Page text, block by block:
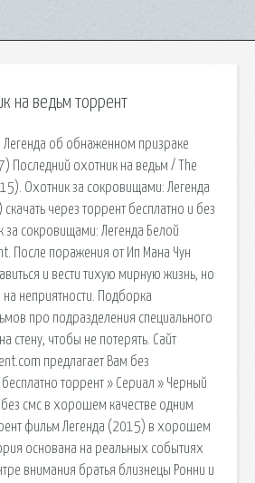
на ведьм торрент
об обнаженном призраке
Последний охотник на ведьм / The
Охотник за сокровищами: Легенда
через торрент бесплатно и без
за сокровищами: Легенда Белой
После поражения от Ип Мана Чун
и вести тихую мирную жизнь, но
неприятности. Подборка
про подразделения специального
стену, чтобы не потерять. Сайт
предлагает Вам без
торрент » Сериал » Черный
без смс в хорошем качестве одним
фильм Легенда (2015) в хорошем
основана на реальных событиях
внимания братья близнецы Ронни и